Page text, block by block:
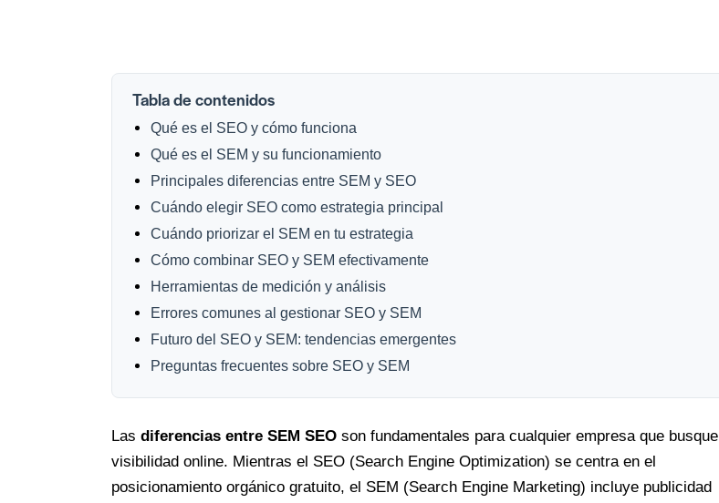
Tabla de contenidos
Qué es el SEO y cómo funciona
Qué es el SEM y su funcionamiento
Principales diferencias entre SEM y SEO
Cuándo elegir SEO como estrategia principal
Cuándo priorizar el SEM en tu estrategia
Cómo combinar SEO y SEM efectivamente
Herramientas de medición y análisis
Errores comunes al gestionar SEO y SEM
Futuro del SEO y SEM: tendencias emergentes
Preguntas frecuentes sobre SEO y SEM
Las diferencias entre SEM SEO son fundamentales para cualquier empresa que busque
visibilidad online. Mientras el SEO (Search Engine Optimization) se centra en el
posicionamiento orgánico gratuito, el SEM (Search Engine Marketing) incluye publicidad